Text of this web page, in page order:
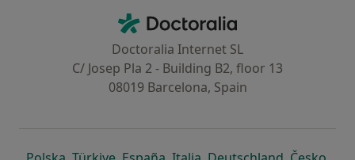
Doctoralia - Homepage
Doctoralia Internet SL
C/ Josep Pla 2 - Building B2, floor 13
08019 Barcelona, Spain